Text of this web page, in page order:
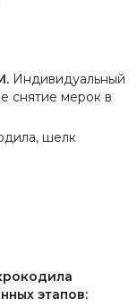
Индивидуальный
снятие мерок в
шелк
этапов: